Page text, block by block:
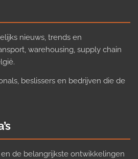
nieuws, trends en
warehousing, supply chain
beslissers en bedrijven die de
de belangrijkste ontwikkelingen